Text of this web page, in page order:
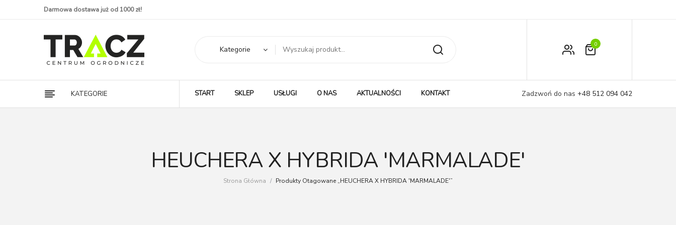
Darmowa dostawa już od 1000 zł!
Moje konto
0
Kategorie
KATEGORIE START SKLEP USŁUGI O NAS AKTUALNOŚCI KONTAKT Zadzwoń do nas +48 512 094 042
HEUCHERA X HYBRIDA 'MARMALADE'
Strona Główna / Produkty Otagowane „HEUCHERA X HYBRIDA 'MARMALADE'”